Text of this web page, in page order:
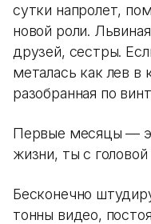
сутки напролет,
новой роли.
друзей, сестры.
металась как лев в
разобранная по
Первые месяцы —
жизни, ты с
Бесконечно
тонны видео,